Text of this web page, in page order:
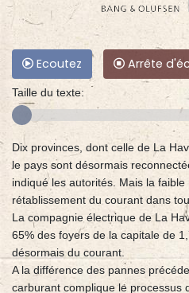
Ecoutez Arrête
Taille du texte:
Dix provinces, dont celle de La
le pays sont désormais
indiqué les autorités. Mais la
rétablissement du courant dans
La compagnie électrique de La
65% des foyers de la capitale de
désormais du courant.
A la différence des pannes
carburant complique le processus